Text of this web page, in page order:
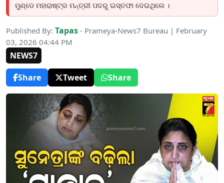
ମୁଣ୍ଡେ ମହାରାଷ୍ଟ୍ର ମନ୍ତ୍ରୀ ପଦରୁ ଇସ୍ତଫା ଦେଇଥିଲେ ।
Published By: Tapas - Prameya-News7 Bureau | February
03, 2026 04:44 PM
NEWS7
Share
Tweet Share